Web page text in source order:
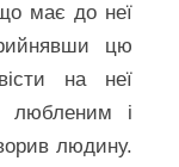
має до неї
цю
на неї
любленим і
людину.